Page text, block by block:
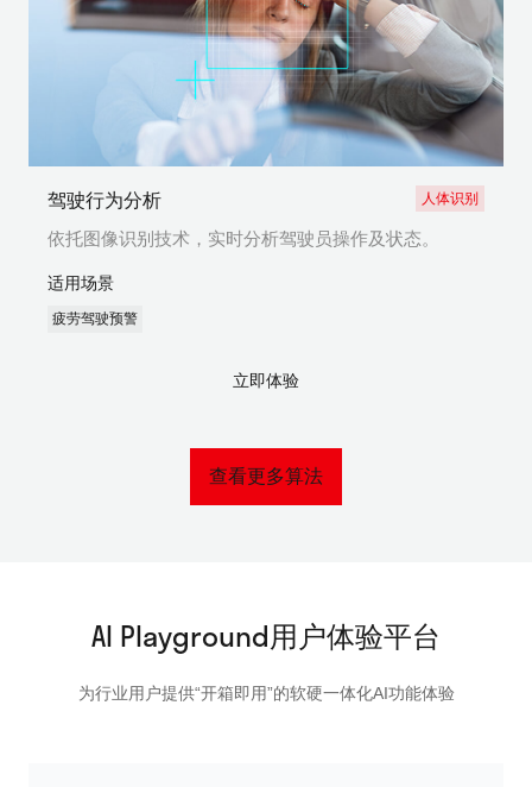
驾驶行为分析 人体识别
依托图像识别技术，实时分析驾驶员操作及状态。
适用场景
疲劳驾驶预警
立即体验
查看更多算法
AI Playground用户体验平台
为行业用户提供“开箱即用”的软硬一体化AI功能体验